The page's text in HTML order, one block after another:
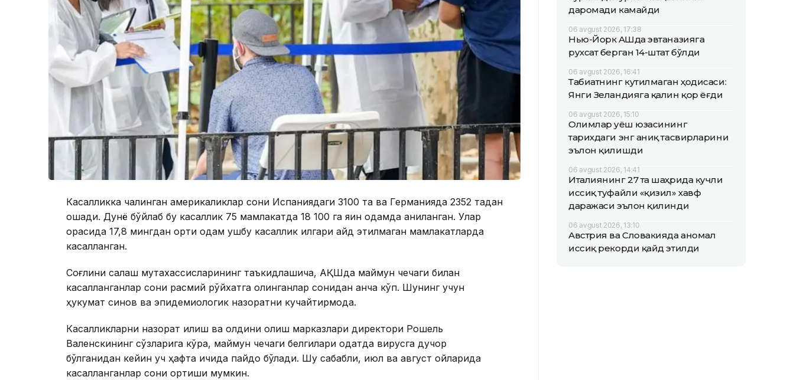
Касалликка чалинган америкаликлар сони Испаниядаги 3100 та ва Германияда 2352 тадан
ошади. Дунё бўйлаб бу касаллик 75 мамлакатда 18 100 га яқин одамда аниқланган. Улар
орасида 17,8 мингдан ортиқ одам ушбу касаллик илгари қайд этилмаган мамлакатларда
касалланган.
Соғлиқни сақлаш мутахассисларининг таъкидлашича, АҚШда маймун чечаги билан
касалланганлар сони расмий рўйхатга олинганлар сонидан анча кўп. Шунинг учун
ҳукумат синов ва эпидемиологик назоратни кучайтирмоқда.
Касалликларни назорат қилиш ва олдини олиш марказлари директори Рошель
Валенскининг сўзларига кўра, маймун чечаги белгилари одатда вирусга дучор
бўлганидан кейин уч ҳафта ичида пайдо бўлади. Шу сабабли, июл ва август ойларида
касалланганлар сони ортиши мумкин.
даромади камайди
06 avgust 2026, 17:38
Нью-Йорк АҚШда эвтаназияга
рухсат берган 14-штат бўлди
06 avgust 2026, 16:41
Табиатнинг кутилмаган ҳодисаси:
Янги Зеландияга қалин қор ёғди
06 avgust 2026, 15:10
Олимлар Қуёш юзасининг
тарихдаги энг аниқ тасвирларини
эълон қилишди
06 avgust 2026, 14:41
Италиянинг 27 та шаҳрида кучли
иссиқ туфайли «қизил» хавф
даражаси эълон қилинди
06 avgust 2026, 13:10
Австрия ва Словакияда аномал
иссиқ рекорди қайд этилди